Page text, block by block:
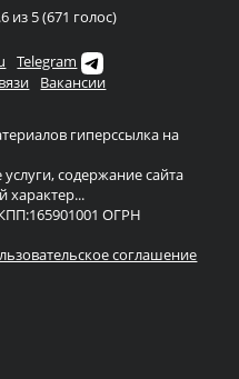
из 5 (671 голос)
Telegram
Вакансии
гиперссылка на
содержание сайта
ОГРН
соглашение